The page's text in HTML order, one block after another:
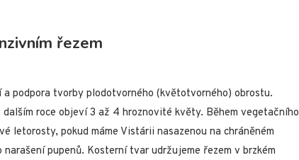
řezem
podpora tvorby plodotvorného (květotvorného) obrostu.
roce objeví 3 až 4 hroznovité květy. Během vegetačního
letorosty, pokud máme Vistárii nasazenou na chráněném
pupenů. Kosterní tvar udržujeme řezem v brzkém